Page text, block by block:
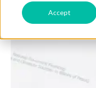
Accept